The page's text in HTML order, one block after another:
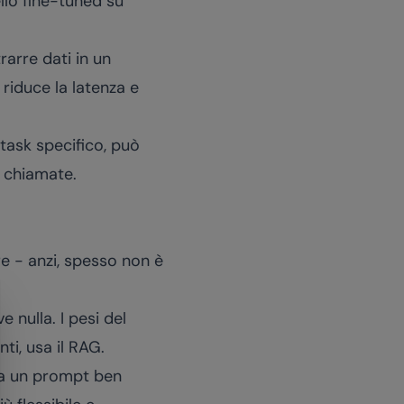
dati in un
la latenza e
specifico, può
- anzi, spesso non è
nulla. I pesi del
usa il RAG.
un prompt ben